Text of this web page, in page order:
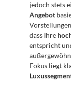
jedoch stets
Angebot
dass Ihre
entspricht
Fokus liegt